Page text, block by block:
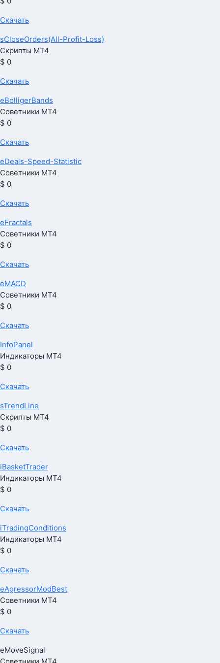
Скачать
sCloseOrders(All-Profit-Loss)
Скрипты МТ4
$ 0
Скачать
eBolligerBands
Советники МТ4
$ 0
Скачать
eDeals-Speed-Statistic
Советники МТ4
$ 0
Скачать
eFractals
Советники МТ4
$ 0
Скачать
eMACD
Советники МТ4
$ 0
Скачать
InfoPanel
Индикаторы МТ4
$ 0
Скачать
sTrendLine
Скрипты МТ4
$ 0
Скачать
iBasketTrader
Индикаторы МТ4
$ 0
Скачать
iTradingConditions
Индикаторы МТ4
$ 0
Скачать
eAgressorModBest
Советники МТ4
$ 0
Скачать
eMoveSignal